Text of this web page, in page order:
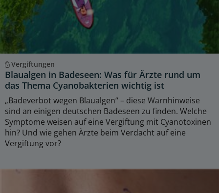
Vergiftungen
Blaualgen in Badeseen: Was für Ärzte rund um
das Thema Cyanobakterien wichtig ist
„Badeverbot wegen Blaualgen“ – diese Warnhinweise
sind an einigen deutschen Badeseen zu finden. Welche
Symptome weisen auf eine Vergiftung mit Cyanotoxinen
hin? Und wie gehen Ärzte beim Verdacht auf eine
Vergiftung vor?